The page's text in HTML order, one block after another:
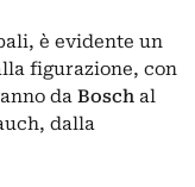
è evidente un
figurazione, con
da Bosch al
dalla